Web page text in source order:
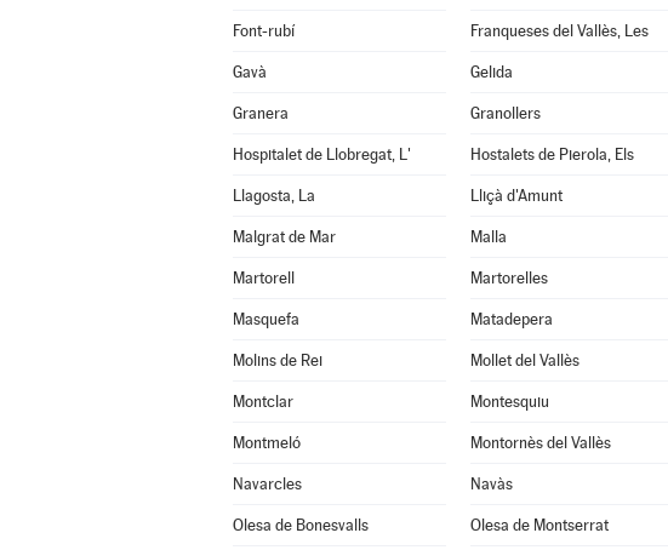
Font-rubí Franqueses del Vallès, Les
Gavà Gelida
Granera Granollers
Hospitalet de Llobregat, L' Hostalets de Pierola, Els
Llagosta, La Lliçà d'Amunt
Malgrat de Mar Malla
Martorell Martorelles
Masquefa Matadepera
Molins de Rei Mollet del Vallès
Montclar Montesquiu
Montmeló Montornès del Vallès
Navarcles Navàs
Olesa de Bonesvalls Olesa de Montserrat